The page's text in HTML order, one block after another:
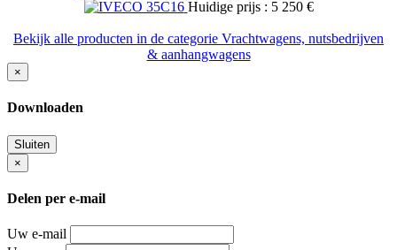
Huidige prijs : 5 250 €
Bekijk alle producten in de categorie Vrachtwagens, nutsbedrijven
& aanhangwagens
×
Downloaden
Sluiten
×
Delen per e-mail
Uw e-mail